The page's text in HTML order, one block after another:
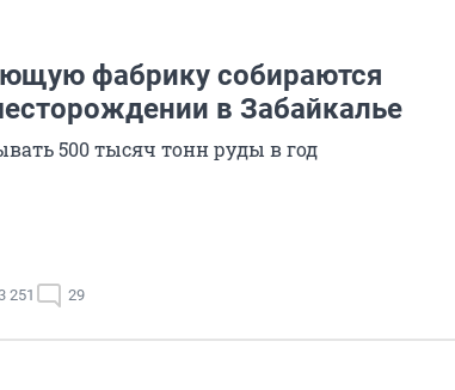
фабрику собираются
в Забайкалье
500 тысяч тонн руды в год
251 29